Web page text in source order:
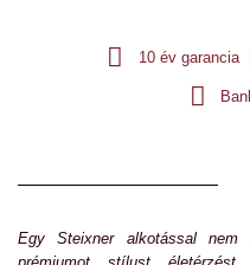
10 év garancia
Egy Steixner alkotással nem
prémiumot, stílust,